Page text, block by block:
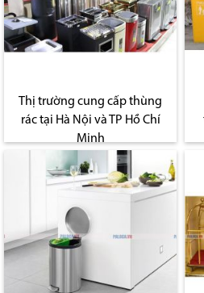
Thị trường cung cấp thùng
rác tại Hà Nội và TP Hồ Chí
Minh